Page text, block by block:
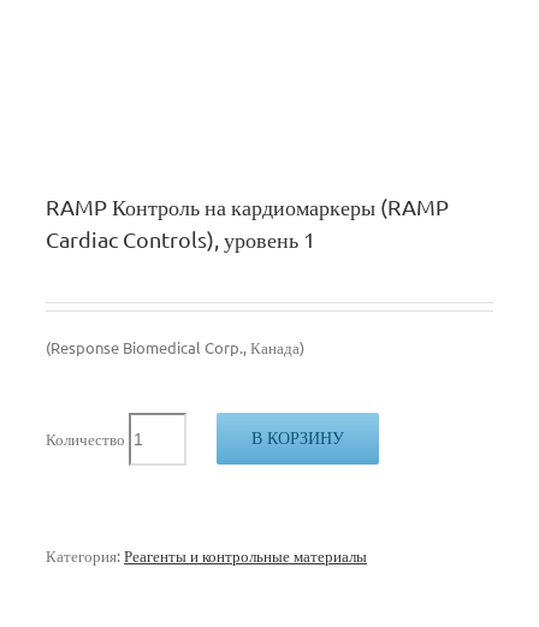
RAMP Контроль на кардиомаркеры (RAMP
Cardiac Controls), уровень 1
(Response Biomedical Corp., Канада)
Количество В КОРЗИНУ
Категория:Реагенты и контрольные материалы